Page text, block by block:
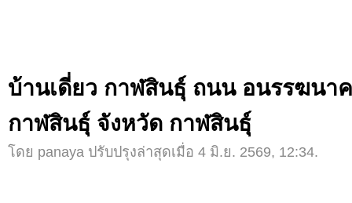
บ้านเดี่ยว กาฬสินธุ์ ถนน อนรรฆนาค
กาฬสินธุ์ จังหวัด กาฬสินธุ์
โดย panaya ปรับปรุงล่าสุดเมื่อ 4 มิ.ย. 2569, 12:34.